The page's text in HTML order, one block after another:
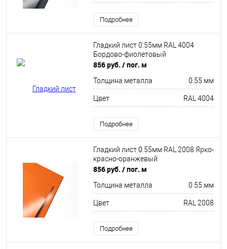
Подробнее
Гладкий лист 0.55мм RAL 4004
Бордово-фиолетовый
856 руб. / пог. м
Толщина металла 0.55 мм
Цвет RAL 4004
Подробнее
Гладкий лист 0.55мм RAL 2008 Ярко-
красно-оранжевый
856 руб. / пог. м
Толщина металла 0.55 мм
Цвет RAL 2008
Подробнее